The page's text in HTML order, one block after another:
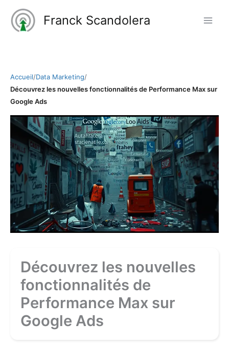
contenu
Franck Scandolera
Accueil/Data Marketing/
Découvrez les nouvelles fonctionnalités de Performance Max sur
Google Ads
Découvrez les nouvelles
fonctionnalités de
Performance Max sur
Google Ads